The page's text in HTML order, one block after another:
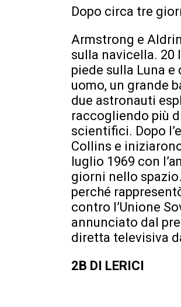
Dopo circa tre
Armstrong e
sulla navicella. 20
piede sulla Luna e
uomo, un grande
due astronauti
raccogliendo più
scientifici. Dopo
Collins e
luglio 1969 con
giorni nello
perché
contro l’Unione
annunciato dal
diretta televisiva
2B DI LERICI